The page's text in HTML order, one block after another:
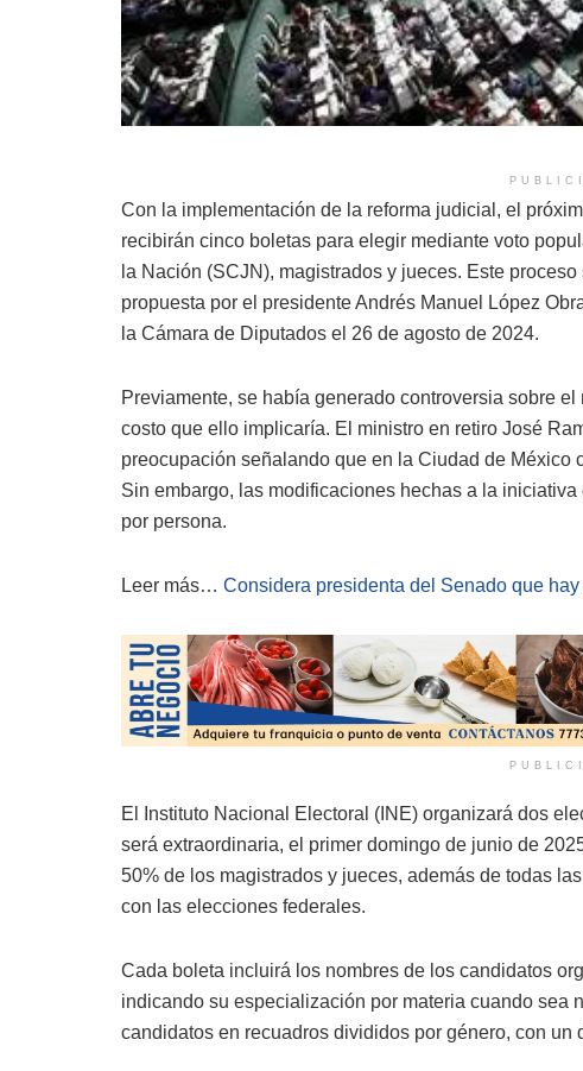
Con la implementación de la reforma judicial, el
recibirán cinco boletas para elegir mediante voto
la Nación (SCJN), magistrados y jueces. Este
propuesta por el presidente Andrés Manuel López
la Cámara de Diputados el 26 de agosto de 2024.
Previamente, se había generado controversia sobre
costo que ello implicaría. El ministro en retiro José
preocupación señalando que en la Ciudad de México
Sin embargo, las modificaciones hechas a la
por persona.
Leer más… Considera presidenta del Senado que
El Instituto Nacional Electoral (INE) organizará dos
será extraordinaria, el primer domingo de junio de
50% de los magistrados y jueces, además de todas
con las elecciones federales.
Cada boleta incluirá los nombres de los candidatos
indicando su especialización por materia cuando sea
candidatos en recuadros divididos por género, con